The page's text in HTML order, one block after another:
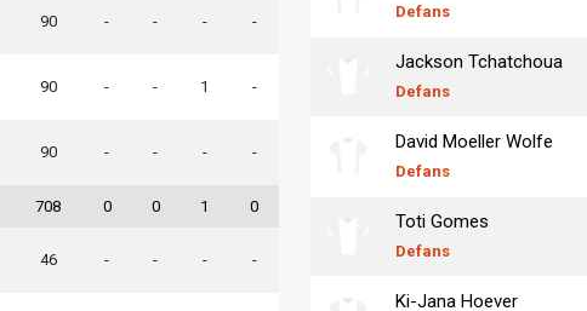
90 - - - -
90 - - 1 -
90 - - - -
708 0 0 1 0
46 - - - -
Defans
Jackson Tchatchoua
Defans
David Moeller Wolfe
Defans
Toti Gomes
Defans
Ki-Jana Hoever